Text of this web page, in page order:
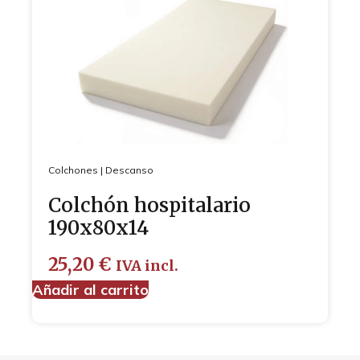
Colchones | Descanso
Colchón hospitalario
190x80x14
25,20 € IVA incl.
Añadir al carrito